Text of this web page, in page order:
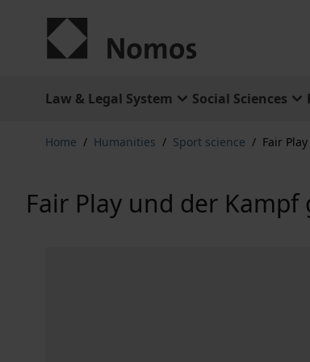
Law & Legal System Social Sciences
Home / Humanities / Sport science / Fair
Fair Play und der